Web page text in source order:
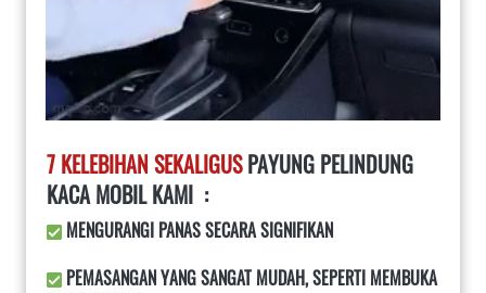
7 KELEBIHAN SEKALIGUS PAYUNG PELINDUNG
KACA MOBIL KAMI  :
MENGURANGI PANAS SECARA SIGNIFIKAN
PEMASANGAN YANG SANGAT MUDAH, SEPERTI MEMBUKA